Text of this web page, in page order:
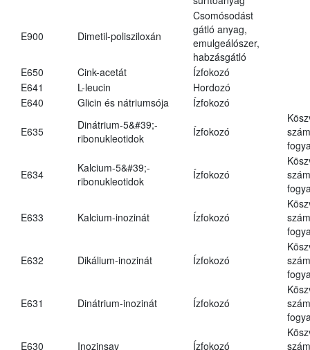
E900 Dimetil-polisziloxán
Csomósodást
gátló anyag,
emulgeálószer,
habzásgátló
E650
Cink-acetát
Ízfokozó
E641
L-leucin
Hordozó
E640
Glicin és nátriumsója Ízfokozó
E635
Dinátrium-5&#39;-
ribonukleotidok
Ízfokozó
E634
Kalcium-5&#39;-
ribonukleotidok
Ízfokozó
E633 Kalcium-inozinát Ízfokozó
E632 Dikálium-inozinát Ízfokozó
E631 Dinátrium-inozinát Ízfokozó
E630 Inozinsav Ízfokozó